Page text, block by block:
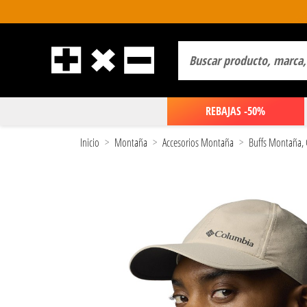
REBAJAS -50%
Inicio Montaña Accesorios Montaña Buffs Montaña,